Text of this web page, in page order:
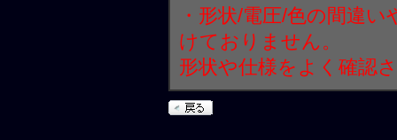
・形状/電圧/色の間違
けておりません。
形状や仕様をよく確認